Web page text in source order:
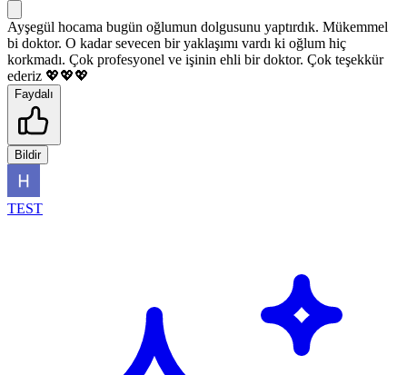
Ayşegül hocama bugün oğlumun dolgusunu yaptırdık. Mükemmel
bi doktor. O kadar sevecen bir yaklaşımı vardı ki oğlum hiç
korkmadı. Çok profesyonel ve işinin ehli bir doktor. Çok teşekkür
ederiz 💖💖💖
Faydalı
Bildir
TEST